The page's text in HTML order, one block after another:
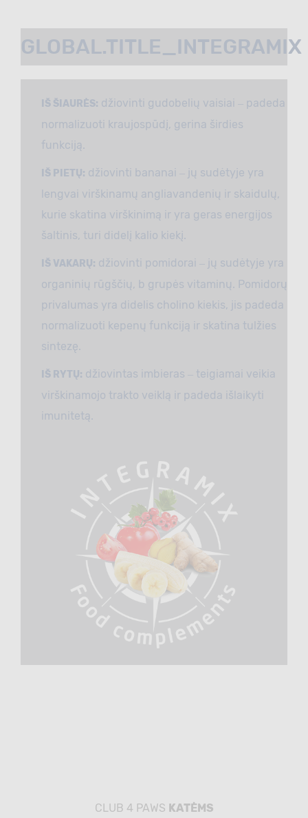
GLOBAL.TITLE_INTEGRAMIX
IŠ ŠIAURĖS: džiovinti gudobelių vaisiai ‒ padeda
normalizuoti kraujospūdį, gerina širdies
funkciją.
IŠ PIETŲ: džiovinti bananai ‒ jų sudėtyje yra
lengvai virškinamų angliavandenių ir skaidulų,
kurie skatina virškinimą ir yra geras energijos
šaltinis, turi didelį kalio kiekį.
IŠ VAKARŲ: džiovinti pomidorai ‒ jų sudėtyje yra
organinių rūgščių, b grupės vitaminų. Pomidorų
privalumas yra didelis cholino kiekis, jis padeda
normalizuoti kepenų funkciją ir skatina tulžies
sintezę.
IŠ RYTŲ: džiovintas imbieras ‒ teigiamai veikia
virškinamojo trakto veiklą ir padeda išlaikyti
imunitetą.
CLUB 4 PAWS KATĖMS